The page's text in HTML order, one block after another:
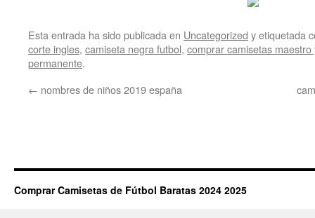
Esta entrada ha sido publicada en Uncategorized y etiquetada
corte ingles, camiseta negra futbol, comprar camisetas
permanente.
← nombres de niños 2019 españa
Comprar Camisetas de Fútbol Baratas 2024 2025